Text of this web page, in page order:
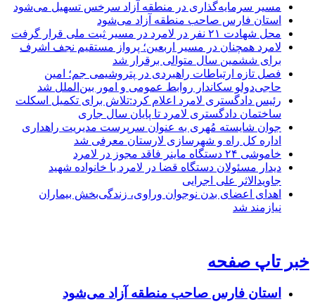
مسیر سرمایه‌گذاری در منطقه آزاد سرخس تسهیل می‌شود
استان فارس صاحب منطقه آزاد می‌شود
محل شهادت ۲۱ نفر در لامرد در مسیر ثبت ملی قرار گرفت
لامرد همچنان در مسیر اربعین؛ پرواز مستقیم نجف اشرف
برای ششمین سال متوالی برقرار شد
فصل تازه ارتباطات راهبردی در پتروشیمی جم؛ امین
حاجی‌دولو سکاندار روابط عمومی و امور بین‌الملل شد
رئیس دادگستری لامرد اعلام کرد:تلاش برای تکمیل اسکلت
ساختمان دادگستری لامرد تا پایان سال جاری
جوان شایسته مُهری به عنوان سرپرست مدیریت راهداری
اداره کل راه و شهرسازی لارستان معرفی شد
خاموشی ۲۴ دستگاه ماینر فاقد مجوز در لامرد
دیدار مسئولان دستگاه قضا در لامرد با خانواده شهید
جاویدالاثر علی اجرایی
اهدای اعضای بدن نوجوان وراوی، زندگی‌بخش بیماران
نیازمند شد
خبر تاپ صفحه
استان فارس صاحب منطقه آزاد می‌شود